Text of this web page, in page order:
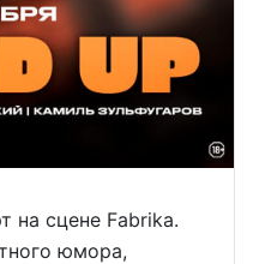
на сцене Fabrika.
юмора,